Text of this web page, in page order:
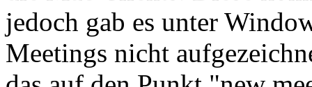
jedoch gab es unter
Meetings nicht